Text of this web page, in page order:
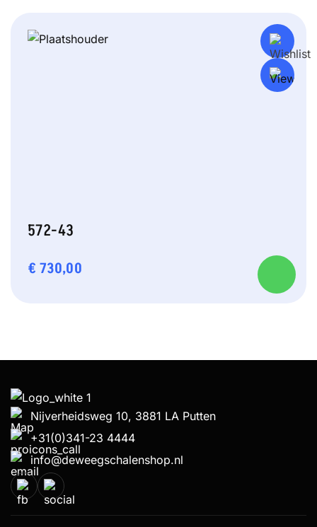
572-43
€ 730,00
Nijverheidsweg 10, 3881 LA Putten
+31(0)341-23 4444
info@deweegschalenshop.nl